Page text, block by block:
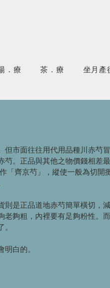
．療 茶．療 坐月產
但市面往往用代用品種川赤芍
芍。正品與其他之物價錢相差
「齊京芍」，縱使一般為切開
則是正品道地赤芍簡單橫切，
夠粗，內裡要有足夠粉性。
白的。